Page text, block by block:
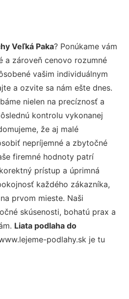
Veľká Paka? Ponúkame vám
a zároveň cenovo rozumné
vašim individuálnym
a ozvite sa nám ešte dnes.
nielen na precíznosť a
kontrolu vykonanej
že aj malé
nepríjemné a zbytočné
firemné hodnoty patrí
prístup a úprimná
každého zákazníka,
prvom mieste. Naši
skúsenosti, bohatú prax a
Liata podlaha do
podlahy.sk je tu